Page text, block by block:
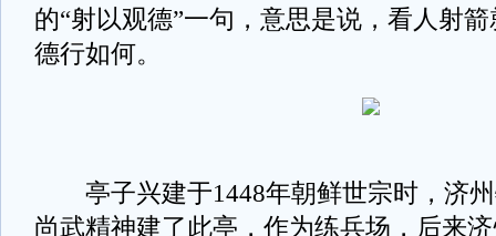
的“射以观德”一句，意思是说，看人射
德行如何。
亭子兴建于1448年朝鲜世宗时，济州
尚武精神建了此亭，作为练兵场，后来